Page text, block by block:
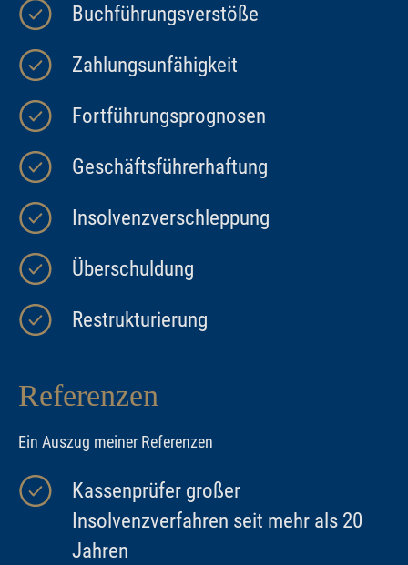
Buchführungsverstöße
Zahlungsunfähigkeit
Fortführungsprognosen
Geschäftsführerhaftung
Insolvenzverschleppung
Überschuldung
Restrukturierung
Referenzen
Ein Auszug meiner Referenzen
Kassenprüfer großer
Insolvenzverfahren seit mehr als 20
Jahren